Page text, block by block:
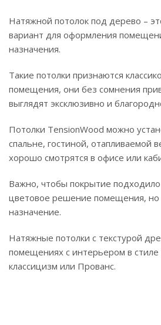
Натяжной потолок под дерево –
вариант для оформления
назначения.
Такие потолки признаются
помещения, они без сомнения
выглядят эксклюзивно и
Потолки TensionWood можно
спальне, гостиной, отапливаемой
хорошо смотрятся в офисе или
Важно, чтобы покрытие
цветовое решение помещения, но
назначение.
Натяжные потолки с текстурой
помещениях с интерьером в
классицизм или Прованс.